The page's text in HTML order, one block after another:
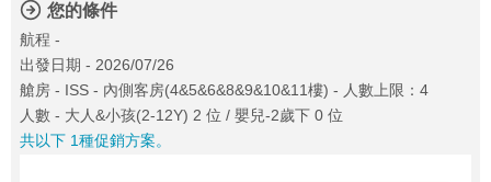
您的條件
航程 -
出發日期 - 2026/07/26
艙房 - ISS - 內側客房(4&5&6&8&9&10&11樓) - 人數上限：4
人數 - 大人&小孩(2-12Y) 2 位 / 嬰兒-2歲下 0 位
共以下 1種促銷方案。